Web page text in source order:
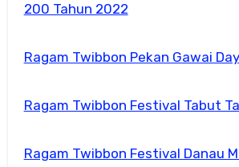
200 Tahun 2022
Ragam Twibbon Pekan Gawai
Ragam Twibbon Festival Tabut
Ragam Twibbon Festival Danau